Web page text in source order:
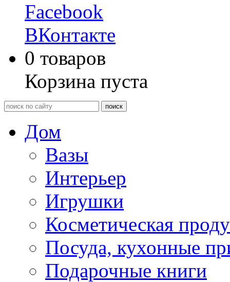
Facebook
ВКонтакте
0 товаров
Корзина пуста
Дом
Вазы
Интерьер
Игрушки
Косметическая
Посуда, кухонные
Подарочные книги